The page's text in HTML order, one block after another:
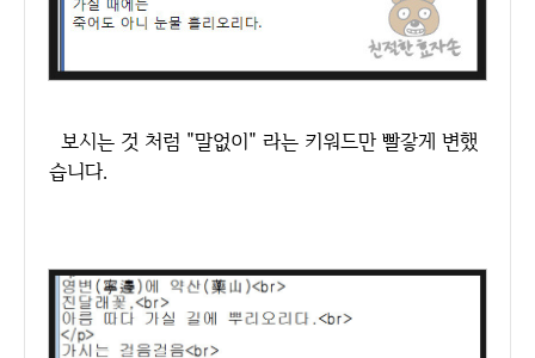
보시는 것 처럼 "말없이" 라는 키워드만 빨갛게 변했
습니다.